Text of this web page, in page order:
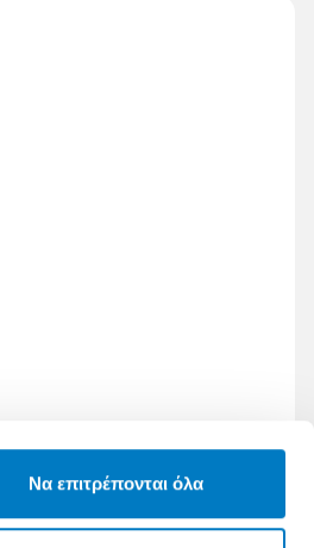
Να επιτρέπονται όλα